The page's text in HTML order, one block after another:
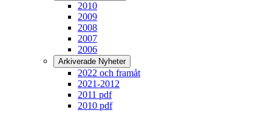
2010
2009
2008
2007
2006
Arkiverade Nyheter
2022 och framåt
2021-2012
2011 pdf
2010 pdf